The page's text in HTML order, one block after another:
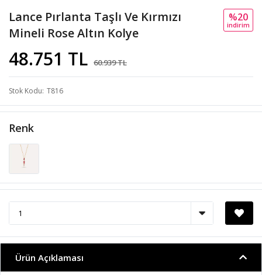
Lance Pırlanta Taşlı Ve Kırmızı
Mineli Rose Altın Kolye
48.751 TL 60.939 TL
%20
i̇ndi̇ri̇m
Stok Kodu T816
Renk
Ürün Açıklaması